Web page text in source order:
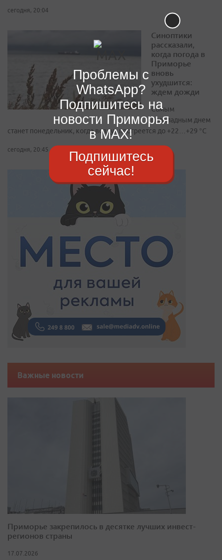
сегодня, 20:04
Синоптики
рассказали,
когда погода в
Приморье
вновь
ухудшится:
ждем дожди
Самым
прохладным днем
станет понедельник, когда воздух прогреется до +22…+29 °С
сегодня, 20:45
Важные новости
Приморье закрепилось в десятке лучших инвест-
регионов страны
17.07.2026
Проблемы с
WhatsApp?
Подпишитесь на
новости Приморья
в MAX!
Подпишитесь
сейчас!